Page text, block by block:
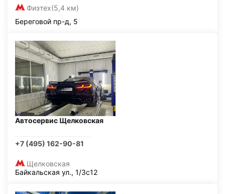
Физтех(5,4 км)
Береговой пр-д, 5
Автосервис Щелковская
+7 (495) 162-90-81
Щелковская
Байкальская ул., 1/3с12